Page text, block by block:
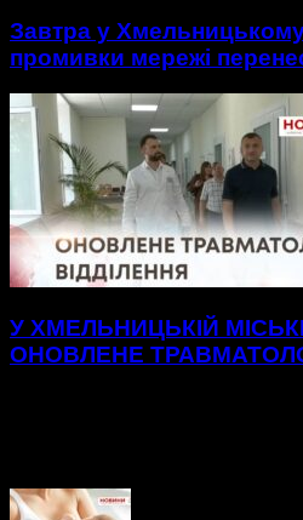
Завтра у
промивки мережі
У ХМЕЛЬНИЦЬКІЙ
ОНОВЛЕНЕ